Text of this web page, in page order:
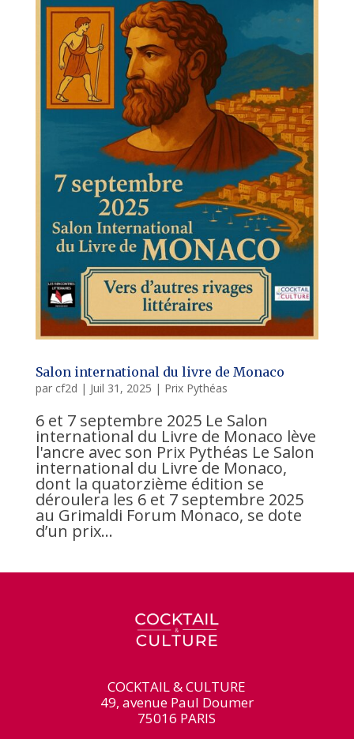
Salon international du livre de Monaco
par cf2d | Juil 31, 2025 | Prix Pythéas
6 et 7 septembre 2025 Le Salon
international du Livre de Monaco lève
l'ancre avec son Prix Pythéas Le Salon
international du Livre de Monaco,
dont la quatorzième édition se
déroulera les 6 et 7 septembre 2025
au Grimaldi Forum Monaco, se dote
d’un prix...
COCKTAIL & CULTURE
49, avenue Paul Doumer
75016 PARIS